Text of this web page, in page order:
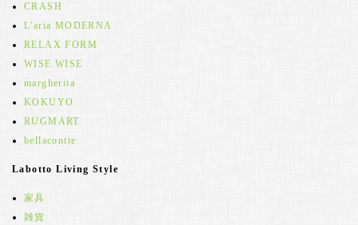
CRASH
L'aria MODERNA
RELAX FORM
WISE WISE
margherita
KOKUYO
RUGMART
bellacontte
Labotto Living Style
家具
雑貨